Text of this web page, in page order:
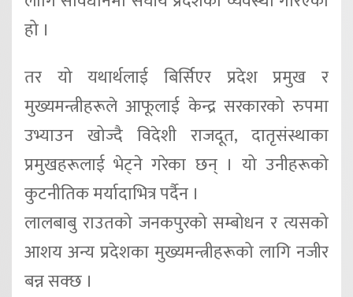
हो ।
तर यो यथार्थलाई बिर्सिएर प्रदेश प्रमुख र
मुख्यमन्त्रीहरूले आफूलाई केन्द्र सरकारको रुपमा
उभ्याउन खोज्दै विदेशी राजदूत, दातृसंस्थाका
प्रमुखहरूलाई भेट्ने गरेका छन् । यो उनीहरूको
कुटनीतिक मर्यादाभित्र पर्दैन ।
लालबाबु राउतको जनकपुरको सम्बोधन र त्यसको
आशय अन्य प्रदेशका मुख्यमन्त्रीहरूको लागि नजीर
बन्न सक्छ ।